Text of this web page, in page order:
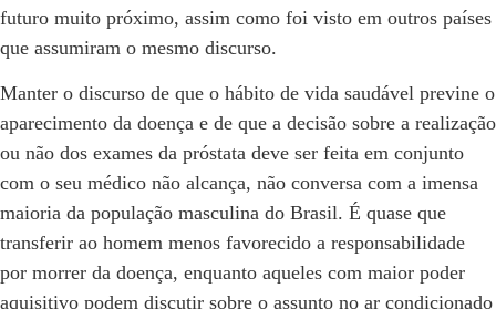
futuro muito próximo, assim como foi visto em outros países
que assumiram o mesmo discurso.
Manter o discurso de que o hábito de vida saudável previne o
aparecimento da doença e de que a decisão sobre a realização
ou não dos exames da próstata deve ser feita em conjunto
com o seu médico não alcança, não conversa com a imensa
maioria da população masculina do Brasil. É quase que
transferir ao homem menos favorecido a responsabilidade
por morrer da doença, enquanto aqueles com maior poder
aquisitivo podem discutir sobre o assunto no ar condicionado